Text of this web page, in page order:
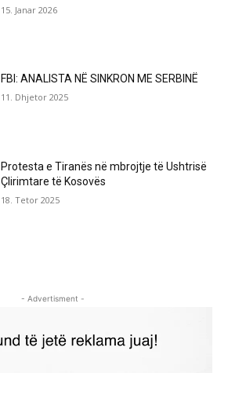
15. Janar 2026
FBI: ANALISTA NË SINKRON ME SERBINË
11. Dhjetor 2025
Protesta e Tiranës në mbrojtje të Ushtrisë
Çlirimtare të Kosovës
18. Tetor 2025
- Advertisment -